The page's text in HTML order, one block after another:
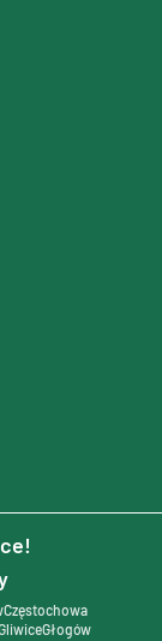
Częstochowa
Głogów